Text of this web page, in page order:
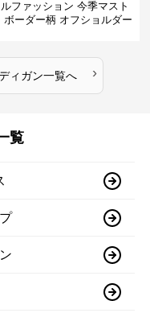
ファッション 今季マスト
ボーダー柄 オフショルダー
ィガン一覧へ ›
覧